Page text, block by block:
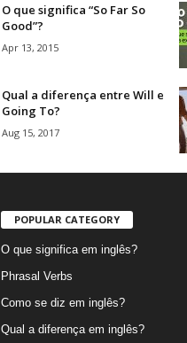
O que significa “So Far So
Good”?
Apr 13, 2015
Qual a diferença entre Will e
Going To?
Aug 15, 2017
POPULAR CATEGORY
O que significa em inglês?
Phrasal Verbs
Como se diz em inglês?
Qual a diferença em inglês?